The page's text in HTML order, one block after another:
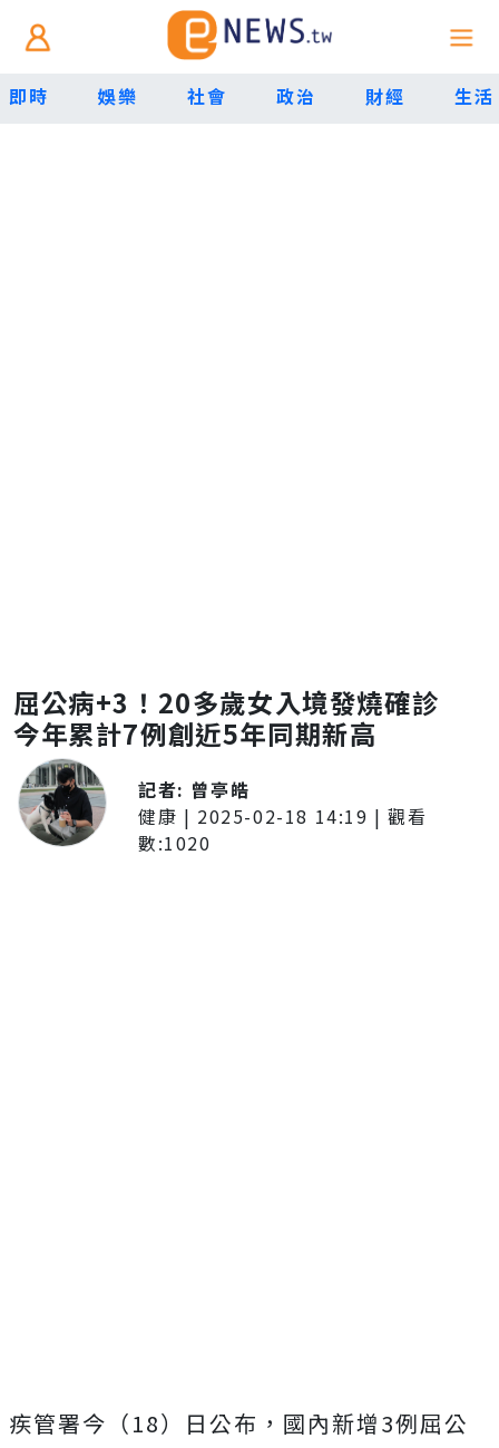
即時 娛樂 社會 政治 財經 生活
屈公病+3！20多歲女入境發燒確診
今年累計7例創近5年同期新高
記者: 曾亭皓
健康 | 2025-02-18 14:19 | 觀看
數:1020
疾管署今（18）日公布，國內新增3例屈公